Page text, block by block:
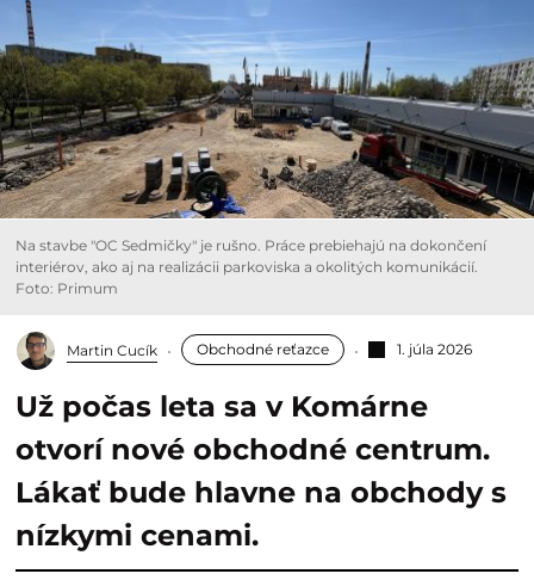
Na stavbe "OC Sedmičky" je rušno. Práce prebiehajú na dokončení
interiérov, ako aj na realizácii parkoviska a okolitých komunikácií.
Foto: Primum
Martin Cucík Obchodné reťazce 1. júla 2026
Už počas leta sa v Komárne
otvorí nové obchodné centrum.
Lákať bude hlavne na obchody s
nízkymi cenami.